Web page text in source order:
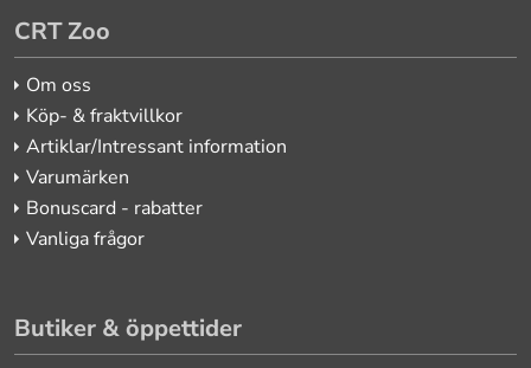
CRT Zoo
Om oss
Köp- & fraktvillkor
Artiklar/Intressant information
Varumärken
Bonuscard - rabatter
Vanliga frågor
Butiker & öppettider